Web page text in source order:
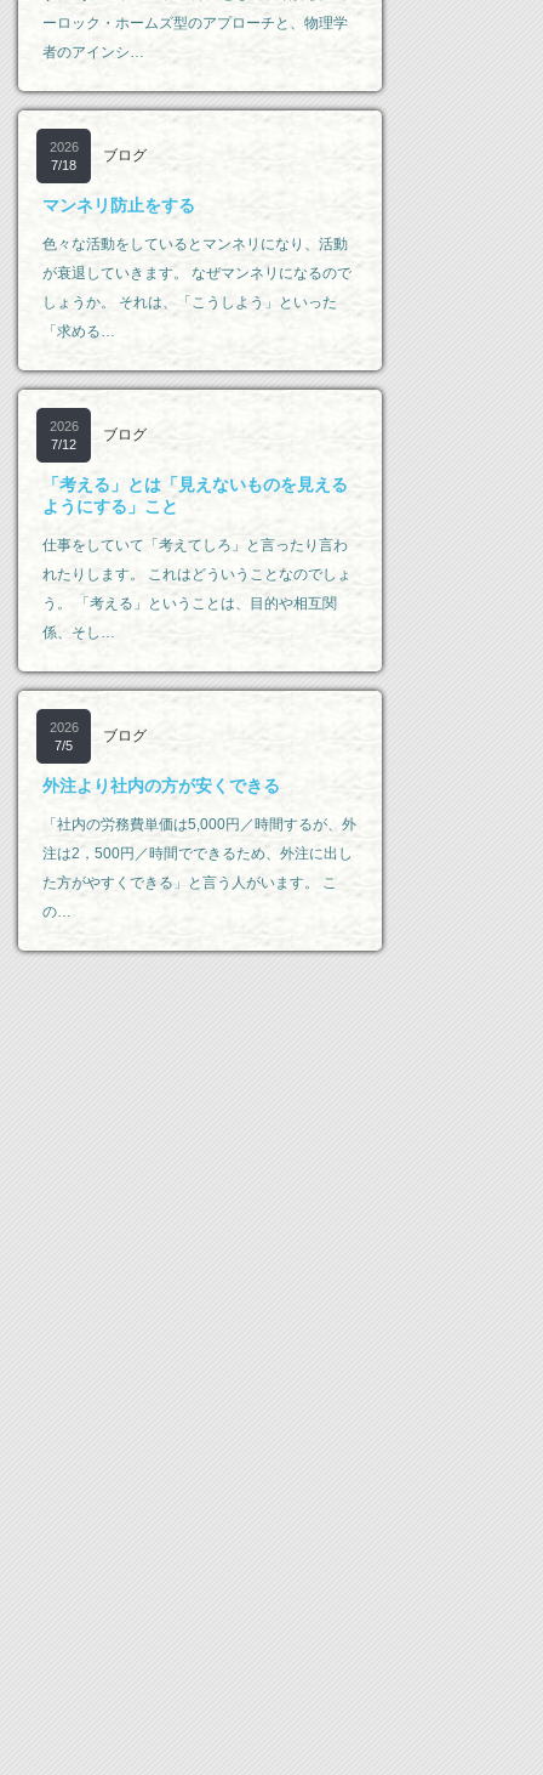
ーロック・ホームズ型のアプローチと、物理学
者のアインシ…
2026
7/18
ブログ
マンネリ防止をする
色々な活動をしているとマンネリになり、活動
が衰退していきます。 なぜマンネリになるので
しょうか。 それは、「こうしよう」といった
「求める…
2026
7/12
ブログ
「考える」とは「見えないものを見える
ようにする」こと
仕事をしていて「考えてしろ」と言ったり言わ
れたりします。 これはどういうことなのでしょ
う。 「考える」ということは、目的や相互関
係、そし…
2026
7/5
ブログ
外注より社内の方が安くできる
「社内の労務費単価は5,000円／時間するが、外
注は2，500円／時間でできるため、外注に出し
た方がやすくできる」と言う人がいます。 こ
の…